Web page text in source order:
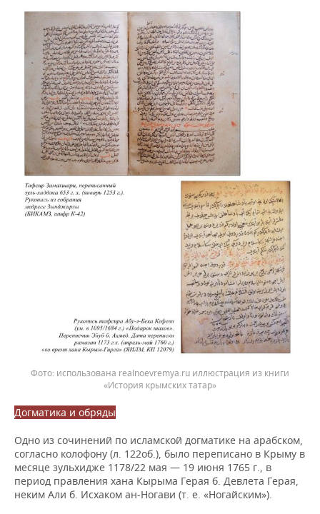
использована realnoevremya.ru иллюстрация из книги
«История крымских татар»
Догматика и обряды
Одно из сочинений по исламской догматике на арабском,
согласно колофону (л. 122об.), было переписано в Крыму в
месяце зульхидже 1178/22 мая — 19 июня 1765 г., в
период правления хана Кырыма Герая б. Девлета Герая,
неким Али б. Исхаком ан-Ногави (т. е. «Ногайским»).